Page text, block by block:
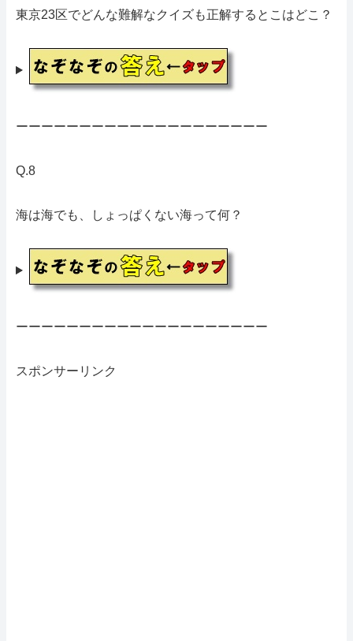
東京23区でどんな難解なクイズも正解するとこはどこ？
ーーーーーーーーーーーーーーーーーーーー
Q.8
海は海でも、しょっぱくない海って何？
ーーーーーーーーーーーーーーーーーーーー
スポンサーリンク